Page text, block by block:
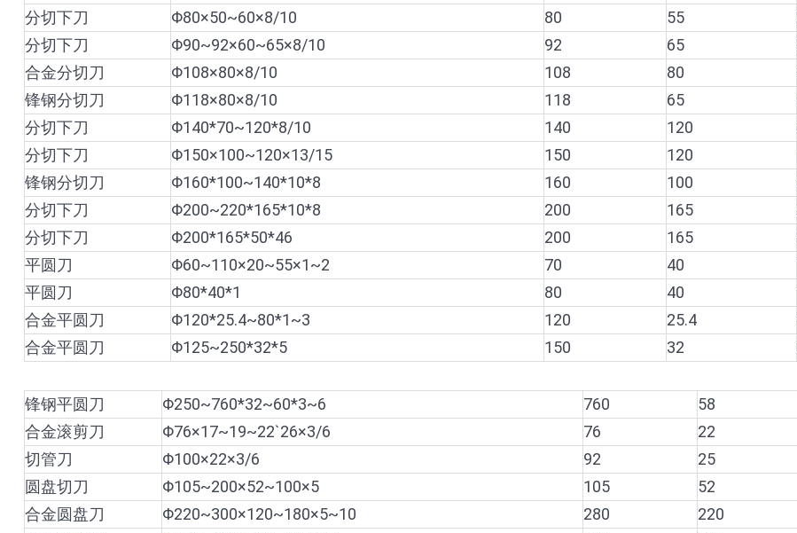
分切下刀
Φ80×50~60×8/10 80 55
分切下刀
Φ90~92×60~65×8/10 92 65
合金分切刀
Φ108×80×8/10 108 80
锋钢分切刀
Φ118×80×8/10 118 65
分切下刀
Φ140*70~120*8/10 140 120
分切下刀
Φ150×100~120×13/15 150 120
锋钢分切刀
Φ160*100~140*10*8 160 100
分切下刀
Φ200~220*165*10*8 200 165
分切下刀
Φ200*165*50*46 200 165
平圆刀
Φ60~110×20~55×1~2 70 40
平圆刀
Φ80*40*1 80 40
合金平圆刀
Φ120*25.4~80*1~3 120 25.4
合金平圆刀
Φ125~250*32*5 150 32
锋钢平圆刀 Φ250~760*32~60*3~6 760 58
合金滚剪刀
Φ76×17~19~22`26×3/6 76 22
切管刀
Φ100×22×3/6 92 25
圆盘切刀
Φ105~200×52~100×5 105 52
合金圆盘刀
Φ220~300×120~180×5~10 280 220